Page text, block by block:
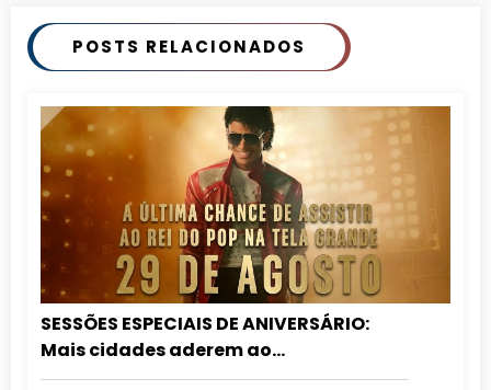
POSTS RELACIONADOS
SESSÕES ESPECIAIS DE ANIVERSÁRIO:
Mais cidades aderem ao
relançamento de MICHAEL nos